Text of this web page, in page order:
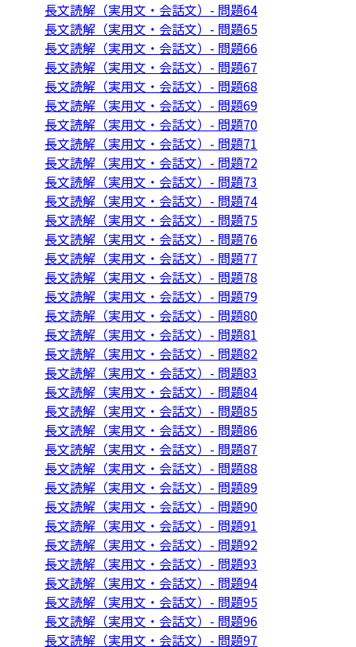
長文読解（実用文・会話文）- 問題64
長文読解（実用文・会話文）- 問題65
長文読解（実用文・会話文）- 問題66
長文読解（実用文・会話文）- 問題67
長文読解（実用文・会話文）- 問題68
長文読解（実用文・会話文）- 問題69
長文読解（実用文・会話文）- 問題70
長文読解（実用文・会話文）- 問題71
長文読解（実用文・会話文）- 問題72
長文読解（実用文・会話文）- 問題73
長文読解（実用文・会話文）- 問題74
長文読解（実用文・会話文）- 問題75
長文読解（実用文・会話文）- 問題76
長文読解（実用文・会話文）- 問題77
長文読解（実用文・会話文）- 問題78
長文読解（実用文・会話文）- 問題79
長文読解（実用文・会話文）- 問題80
長文読解（実用文・会話文）- 問題81
長文読解（実用文・会話文）- 問題82
長文読解（実用文・会話文）- 問題83
長文読解（実用文・会話文）- 問題84
長文読解（実用文・会話文）- 問題85
長文読解（実用文・会話文）- 問題86
長文読解（実用文・会話文）- 問題87
長文読解（実用文・会話文）- 問題88
長文読解（実用文・会話文）- 問題89
長文読解（実用文・会話文）- 問題90
長文読解（実用文・会話文）- 問題91
長文読解（実用文・会話文）- 問題92
長文読解（実用文・会話文）- 問題93
長文読解（実用文・会話文）- 問題94
長文読解（実用文・会話文）- 問題95
長文読解（実用文・会話文）- 問題96
長文読解（実用文・会話文）- 問題97